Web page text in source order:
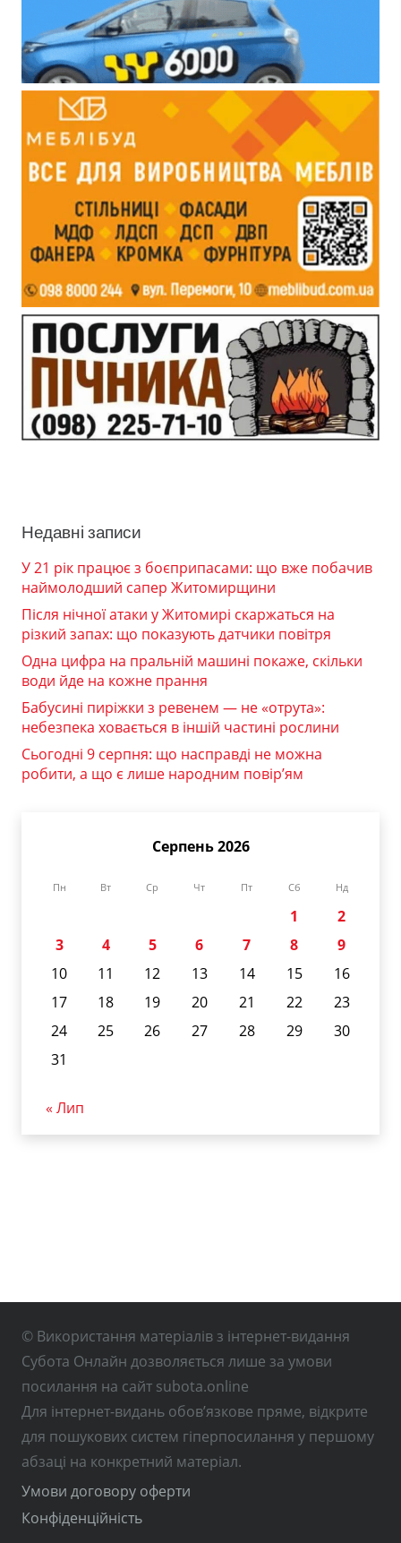
Недавні записи
У 21 рік працює з боєприпасами: що вже побачив
наймолодший сапер Житомирщини
Після нічної атаки у Житомирі скаржаться на
різкий запах: що показують датчики повітря
Одна цифра на пральній машині покаже, скільки
води йде на кожне прання
Бабусині пиріжки з ревенем — не «отрута»:
небезпека ховається в іншій частині рослини
Сьогодні 9 серпня: що насправді не можна
робити, а що є лише народним повір’ям
Серпень 2026
Пн Вт Ср Чт Пт Сб Нд
1
2
3
4 5 6 7 8
9
10
11 12 13 14 15
16
17
18 19 20 21 22
23
24
25 26 27 28 29
30
31
« Лип
© Використання матеріалів з інтернет-видання
Субота Онлайн дозволяється лише за умови
посилання на сайт subota.online
Для інтернет-видань обов’язкове пряме, відкрите
для пошукових систем гіперпосилання у першому
абзаці на конкретний матеріал.
Умови договору оферти
Конфіденційність